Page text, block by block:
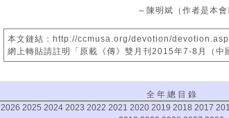
～陳明斌（作者是本
本文鏈結：http://ccmusa.org/devotion/
網上轉貼請註明「原載《傳》雙月刊2015年7-8月（中
全 年 總 目 錄
2026 2025 2024 2023 2022 2021 2020 2019 2018 2017